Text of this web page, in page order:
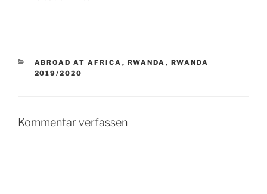
KATEGORIEN
ABROAD AT AFRICA , RWANDA , RWANDA
2019/2020
Kommentar verfassen